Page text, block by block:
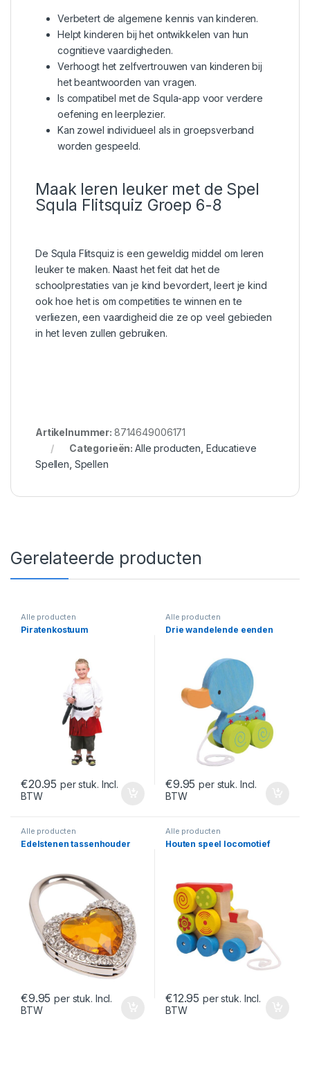
Verbetert de algemene kennis van kinderen.
Helpt kinderen bij het ontwikkelen van hun
cognitieve vaardigheden.
Verhoogt het zelfvertrouwen van kinderen bij
het beantwoorden van vragen.
Is compatibel met de Squla-app voor verdere
oefening en leerplezier.
Kan zowel individueel als in groepsverband
worden gespeeld.
Maak leren leuker met de Spel
Squla Flitsquiz Groep 6-8
De Squla Flitsquiz is een geweldig middel om leren
leuker te maken. Naast het feit dat het de
schoolprestaties van je kind bevordert, leert je kind
ook hoe het is om competities te winnen en te
verliezen, een vaardigheid die ze op veel gebieden
in het leven zullen gebruiken.
Artikelnummer: 8714649006171
Categorieën:Alle producten Educatieve
Spellen Spellen
Gerelateerde producten
Alle producten
Piratenkostuum
€20.95 per stuk. Incl.
BTW
Alle producten
Drie wandelende eenden
€9.95 per stuk. Incl.
BTW
Alle producten
Edelstenen tassenhouder
€9.95 per stuk. Incl.
BTW
Alle producten
Houten speel locomotief
€12.95 per stuk. Incl.
BTW